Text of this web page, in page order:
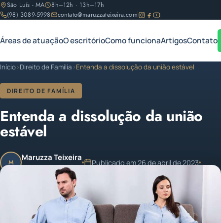
São Luís - MA
8h–12h · 13h–17h
(98) 3089-5998
contato@maruzzateixeira.com
Áreas de atuaçãoO escritórioComo funcionaArtigosContato
Início›Direito de Família ›Entenda a dissolução da união estável
DIREITO DE FAMÍLIA
Entenda a dissolução da união
estável
M Maruzza Teixeira
OAB/MA 11.810
Publicado em 26 de abril de 2023
1 min de leitura